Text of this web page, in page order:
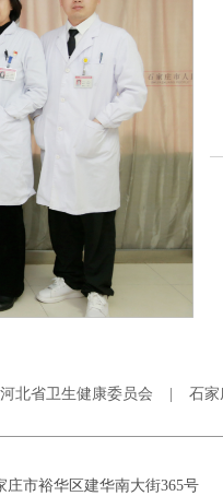
河北省卫生健康委员会 | 石家
庄市裕华区建华南大街365号